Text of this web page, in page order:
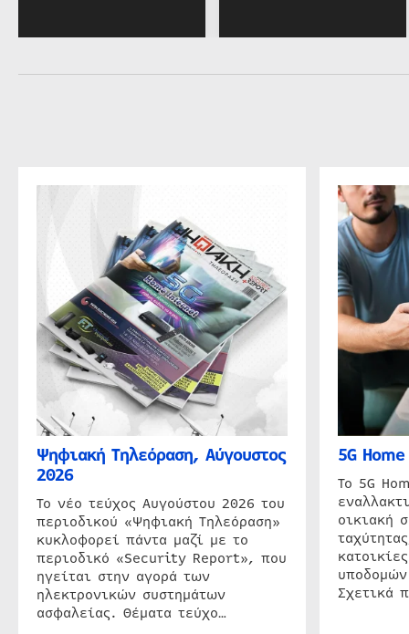
Ψηφιακή Τηλεόραση, Αύγουστος
2026
Το νέο τεύχος Αυγούστου 2026 του
περιοδικού «Ψηφιακή Τηλεόραση»
κυκλοφορεί πάντα μαζί με το
περιοδικό «Security Report», που
ηγείται στην αγορά των
ηλεκτρονικών συστημάτων
ασφαλείας. Θέματα τεύχο…
5G
Το 5G
οικιακή
Σχετικά